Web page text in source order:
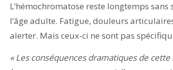
L’hémochromatose reste longtemps
l’âge adulte. Fatigue, douleurs
alerter. Mais ceux-ci ne sont pas
« Les conséquences dramatiques de